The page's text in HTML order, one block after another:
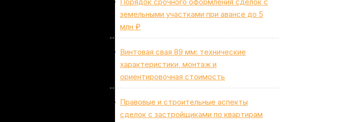
земельными участками при авансе до 5
млн ₽
Винтовая свая 89 мм: технические
характеристики, монтаж и
ориентировочная стоимость
Правовые и строительные аспекты
сделок с застройщиками по квартирам